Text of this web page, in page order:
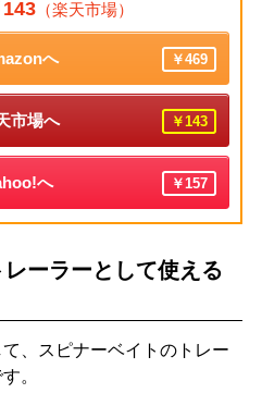
143 （楽天市場）
へ ￥469
市場へ ￥143
へ ￥157
ーラーとして使える
、スピナーベイトのトレー
。